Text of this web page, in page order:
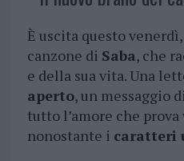
È uscita questo venerdì,
canzone di Saba, che
e della sua vita. Una
aperto, un messaggio
tutto l’amore che
nonostante i caratteri